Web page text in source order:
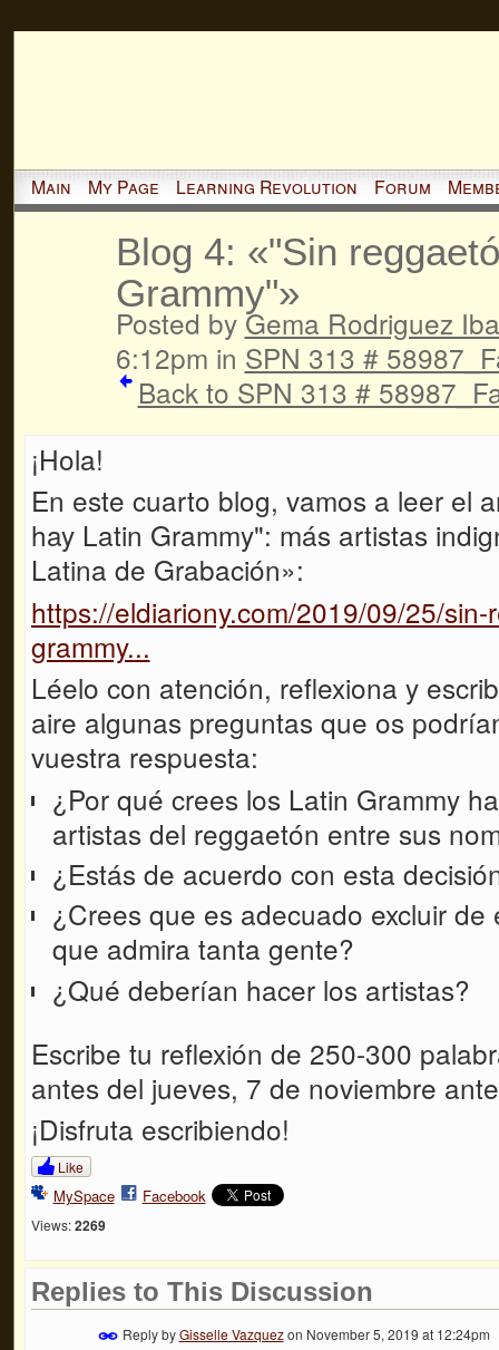
Main My Page Learning Revolution Forum
Blog 4: «"Sin
Grammy"»
Posted by Gema Rodriguez
6:12pm in SPN 313 #
Back to SPN 313 #
¡Hola!
En este cuarto blog, vamos a leer el
hay Latin Grammy": más artistas
Latina de Grabación»:
https://eldiariony.com/2019/09/25/
grammy...
Léelo con atención, reflexiona y
aire algunas preguntas que os
vuestra respuesta:
¿Por qué crees los Latin Grammy
artistas del reggaetón entre sus
¿Estás de acuerdo con esta
¿Crees que es adecuado excluir
que admira tanta gente?
¿Qué deberían hacer los artistas?
Escribe tu reflexión de 250-300
antes del jueves, 7 de noviembre
¡Disfruta escribiendo!
Like
MySpace Facebook
Views: 2269
Replies to This Discussion
Reply byGisselle Vazquezon November 5, 2019 at 12:24pm